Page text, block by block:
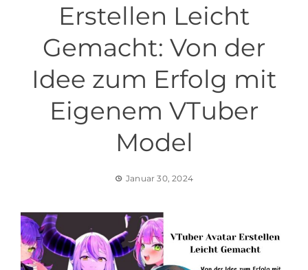
Erstellen Leicht
Gemacht: Von der
Idee zum Erfolg mit
Eigenem VTuber
Model
Januar 30, 2024